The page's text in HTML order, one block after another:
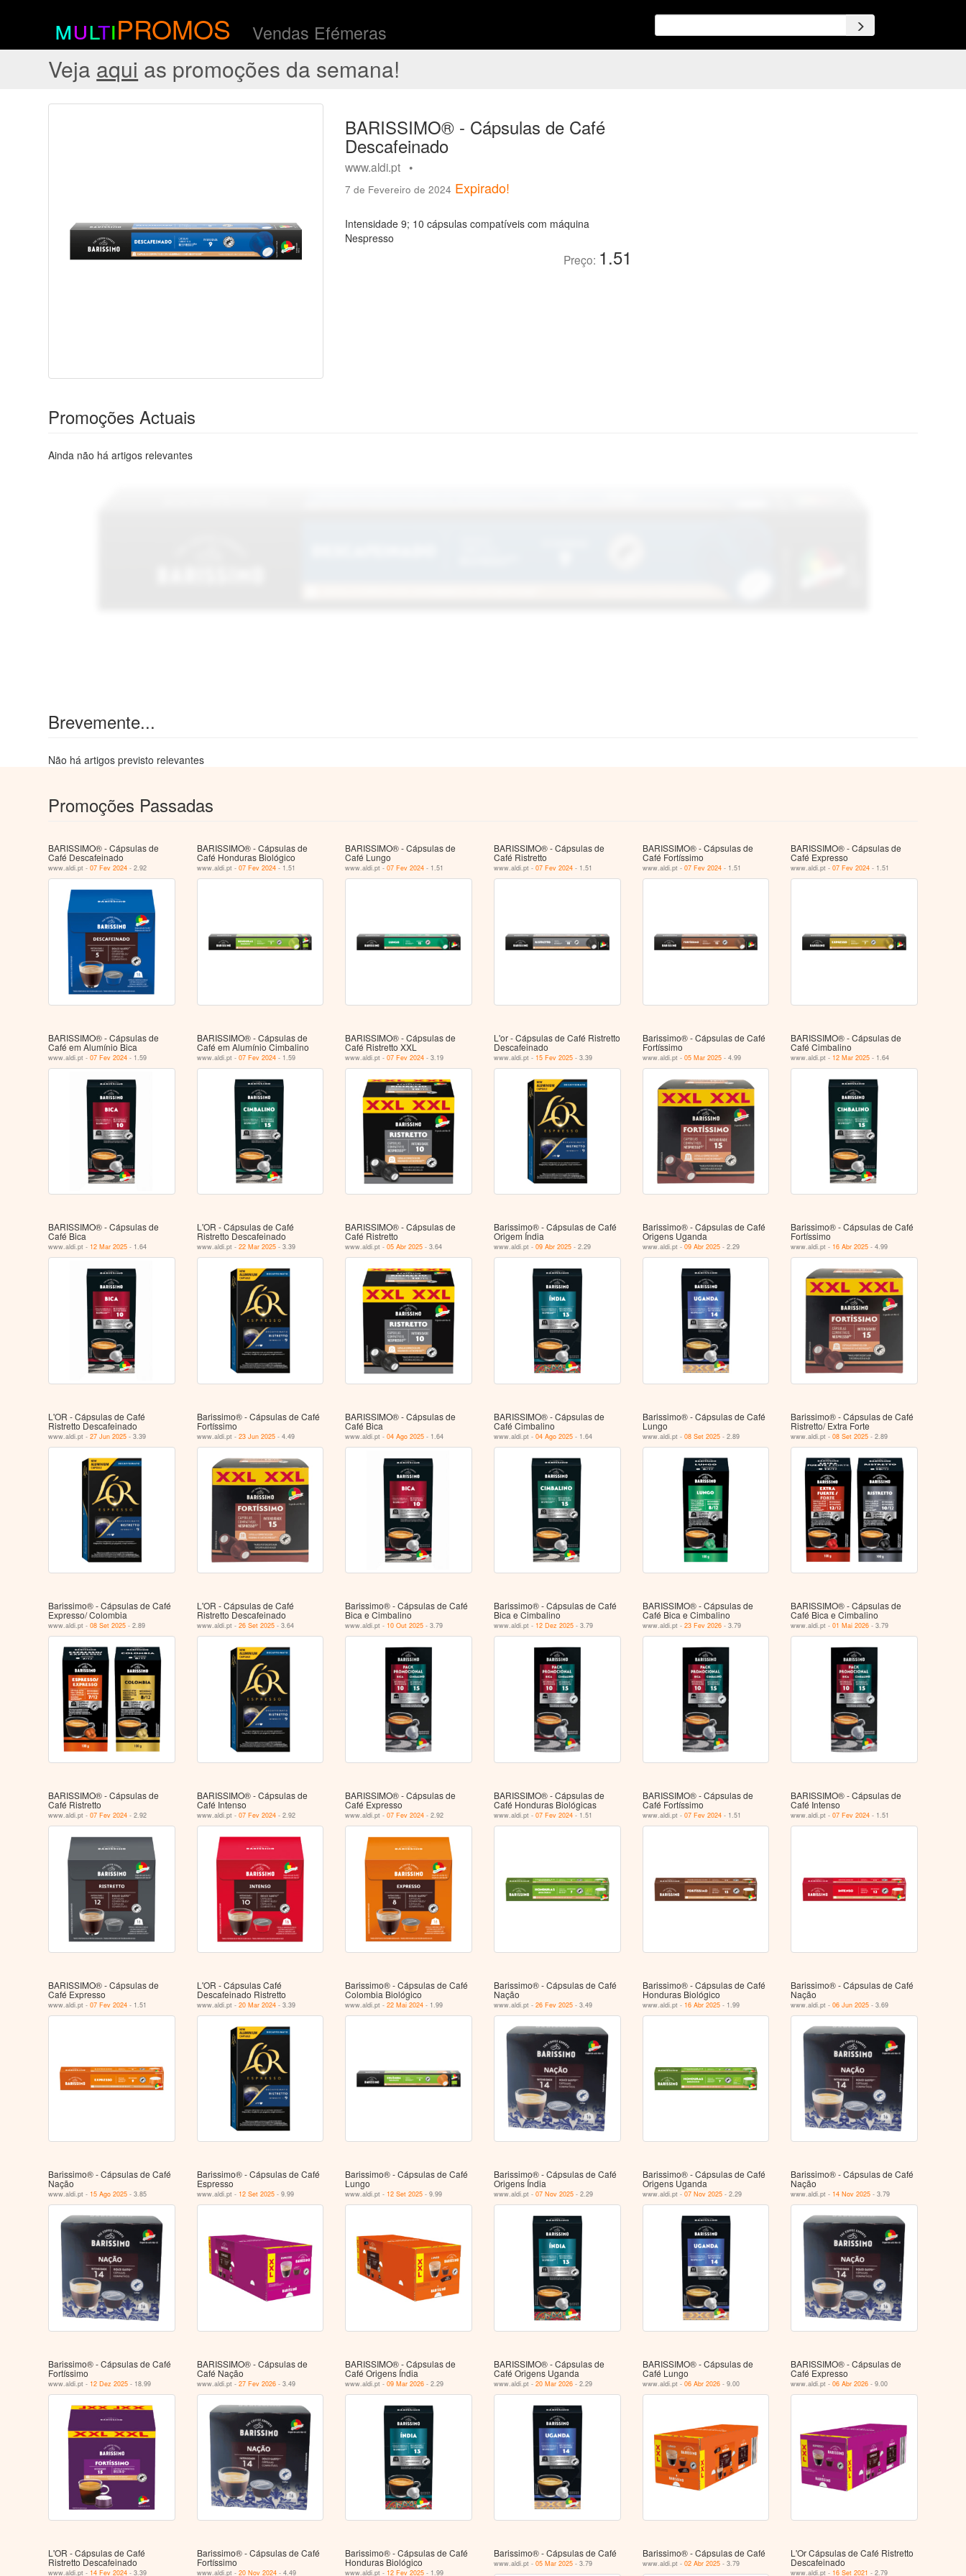
multiPROMOS Vendas Efémeras
Veja aqui as promoções da semana!
BARISSIMO® - Cápsulas de Café
Descafeinado
www.aldi.pt •
7 de Fevereiro de 2024 Expirado!
Intensidade 9; 10 cápsulas compatíveis com máquina
Nespresso
Preço: 1.51
Promoções Actuais
Ainda não há artigos relevantes
Brevemente...
Não há artigos previsto relevantes
Promoções Passadas
BARISSIMO® - Cápsulas de
Café Descafeinado
www.aldi.pt -07 Fev 2024 - 2.92
BARISSIMO® - Cápsulas de
Café Honduras Biológico
www.aldi.pt - 07 Fev 2024- 1.51
BARISSIMO® - Cápsulas de
Café Lungo
www.aldi.pt -07 Fev 2024 - 1.51
BARISSIMO® - Cápsulas de
Café Ristretto
www.aldi.pt - 07 Fev 2024- 1.51
BARISSIMO® - Cápsulas de
Café Fortíssimo
www.aldi.pt - 07 Fev 2024- 1.51
BARISSIMO® - Cápsulas de
Café Expresso
www.aldi.pt -07 Fev 2024 - 1.51
BARISSIMO® - Cápsulas de
Café em Alumínio Bica
www.aldi.pt -07 Fev 2024 - 1.59
BARISSIMO® - Cápsulas de
Café em Alumínio Cimbalino
www.aldi.pt - 07 Fev 2024- 1.59
BARISSIMO® - Cápsulas de
Café Ristretto XXL
www.aldi.pt -07 Fev 2024 - 3.19
L'or - Cápsulas de Café Ristretto
Descafeinado
www.aldi.pt - 15 Fev 2025- 3.39
Barissimo® - Cápsulas de Café
Fortíssimo
www.aldi.pt - 05 Mar 2025- 4.99
BARISSIMO® - Cápsulas de
Café Cimbalino
www.aldi.pt - 12 Mar 2025 - 1.64
BARISSIMO® - Cápsulas de
Café Bica
www.aldi.pt - 12 Mar 2025 - 1.64
L'OR - Cápsulas de Café
Ristretto Descafeinado
www.aldi.pt - 22 Mar 2025- 3.39
BARISSIMO® - Cápsulas de
Café Ristretto
www.aldi.pt -05 Abr 2025 - 3.64
Barissimo® - Cápsulas de Café
Origem Índia
www.aldi.pt - 09 Abr 2025- 2.29
Barissimo® - Cápsulas de Café
Origens Uganda
www.aldi.pt - 09 Abr 2025- 2.29
Barissimo® - Cápsulas de Café
Fortíssimo
www.aldi.pt - 16 Abr 2025 - 4.99
L'OR - Cápsulas de Café
Ristretto Descafeinado
www.aldi.pt -27 Jun 2025 - 3.39
Barissimo® - Cápsulas de Café
Fortíssimo
www.aldi.pt - 23 Jun 2025- 4.49
BARISSIMO® - Cápsulas de
Café Bica
www.aldi.pt -04 Ago 2025 - 1.64
BARISSIMO® - Cápsulas de
Café Cimbalino
www.aldi.pt - 04 Ago 2025- 1.64
Barissimo® - Cápsulas de Café
Lungo
www.aldi.pt - 08 Set 2025- 2.89
Barissimo® - Cápsulas de Café
Ristretto/ Extra Forte
www.aldi.pt -08 Set 2025 - 2.89
Barissimo® - Cápsulas de Café
Expresso/ Colombia
www.aldi.pt -08 Set 2025 - 2.89
L'OR - Cápsulas de Café
Ristretto Descafeinado
www.aldi.pt - 26 Set 2025- 3.64
Barissimo® - Cápsulas de Café
Bica e Cimbalino
www.aldi.pt - 10 Out 2025 - 3.79
Barissimo® - Cápsulas de Café
Bica e Cimbalino
www.aldi.pt - 12 Dez 2025- 3.79
BARISSIMO® - Cápsulas de
Café Bica e Cimbalino
www.aldi.pt - 23 Fev 2026- 3.79
BARISSIMO® - Cápsulas de
Café Bica e Cimbalino
www.aldi.pt -01 Mai 2026 - 3.79
BARISSIMO® - Cápsulas de
Café Ristretto
www.aldi.pt -07 Fev 2024 - 2.92
BARISSIMO® - Cápsulas de
Café Intenso
www.aldi.pt - 07 Fev 2024- 2.92
BARISSIMO® - Cápsulas de
Café Expresso
www.aldi.pt -07 Fev 2024 - 2.92
BARISSIMO® - Cápsulas de
Café Honduras Biológicas
www.aldi.pt - 07 Fev 2024- 1.51
BARISSIMO® - Cápsulas de
Café Fortíssimo
www.aldi.pt - 07 Fev 2024- 1.51
BARISSIMO® - Cápsulas de
Café Intenso
www.aldi.pt -07 Fev 2024 - 1.51
BARISSIMO® - Cápsulas de
Café Expresso
www.aldi.pt -07 Fev 2024 - 1.51
L'OR - Cápsulas Café
Descafeinado Ristretto
www.aldi.pt - 20 Mar 2024- 3.39
Barissimo® - Cápsulas de Café
Colombia Biológico
www.aldi.pt -22 Mai 2024 - 1.99
Barissimo® - Cápsulas de Café
Nação
www.aldi.pt - 26 Fev 2025- 3.49
Barissimo® - Cápsulas de Café
Honduras Biológico
www.aldi.pt - 16 Abr 2025- 1.99
Barissimo® - Cápsulas de Café
Nação
www.aldi.pt -06 Jun 2025 - 3.69
Barissimo® - Cápsulas de Café
Nação
www.aldi.pt - 15 Ago 2025 - 3.85
Barissimo® - Cápsulas de Café
Espresso
www.aldi.pt - 12 Set 2025- 9.99
Barissimo® - Cápsulas de Café
Lungo
www.aldi.pt - 12 Set 2025 - 9.99
Barissimo® - Cápsulas de Café
Origens Índia
www.aldi.pt - 07 Nov 2025- 2.29
Barissimo® - Cápsulas de Café
Origens Uganda
www.aldi.pt - 07 Nov 2025- 2.29
Barissimo® - Cápsulas de Café
Nação
www.aldi.pt - 14 Nov 2025 - 3.79
Barissimo® - Cápsulas de Café
Fortíssimo
www.aldi.pt - 12 Dez 2025 - 18.99
BARISSIMO® - Cápsulas de
Café Nação
www.aldi.pt - 27 Fev 2026- 3.49
BARISSIMO® - Cápsulas de
Café Origens Índia
www.aldi.pt -09 Mar 2026 - 2.29
BARISSIMO® - Cápsulas de
Café Origens Uganda
www.aldi.pt - 20 Mar 2026- 2.29
BARISSIMO® - Cápsulas de
Café Lungo
www.aldi.pt - 06 Abr 2026- 9.00
BARISSIMO® - Cápsulas de
Café Expresso
www.aldi.pt -06 Abr 2026 - 9.00
L'OR - Cápsulas de Café
Ristretto Descafeinado
www.aldi.pt - 14 Fev 2024 - 3.39
Barissimo® - Cápsulas de Café
Fortíssimo
www.aldi.pt - 20 Nov 2024- 4.49
Barissimo® - Cápsulas de Café
Honduras Biológico
www.aldi.pt - 12 Fev 2025 - 1.99
Barissimo® - Cápsulas de Café
www.aldi.pt - 05 Mar 2025- 3.79
Barissimo® - Cápsulas de Café
www.aldi.pt - 02 Abr 2025- 3.79
L'Or Cápsulas de Café Ristretto
Descafeinado
www.aldi.pt - 16 Set 2021 - 2.79